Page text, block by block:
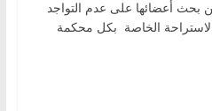
بحث أعضائها على عدم التواجد
الخاصة بكل محكمة